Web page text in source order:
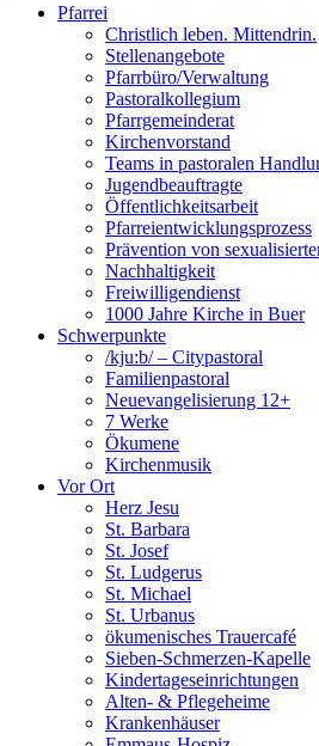
Pfarrei
Christlich leben. Mittendrin.
Stellenangebote
Pfarrbüro/Verwaltung
Pastoralkollegium
Pfarrgemeinderat
Kirchenvorstand
Teams in pastoralen
Jugendbeauftragte
Öffentlichkeitsarbeit
Pfarreientwicklungsprozess
Prävention von
Nachhaltigkeit
Freiwilligendienst
1000 Jahre Kirche in Buer
Schwerpunkte
/kju:b/ – Citypastoral
Familienpastoral
Neuevangelisierung 12+
7 Werke
Ökumene
Kirchenmusik
Vor Ort
Herz Jesu
St. Barbara
St. Josef
St. Ludgerus
St. Michael
St. Urbanus
ökumenisches Trauercafé
Sieben-Schmerzen-Kapelle
Kindertageseinrichtungen
Alten- & Pflegeheime
Krankenhäuser